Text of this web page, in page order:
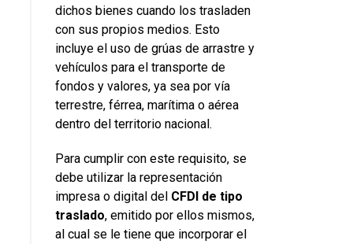
dichos bienes cuando los trasladen
con sus propios medios. Esto
incluye el uso de grúas de arrastre y
vehículos para el transporte de
fondos y valores, ya sea por vía
terrestre, férrea, marítima o aérea
dentro del territorio nacional.
Para cumplir con este requisito, se
debe utilizar la representación
impresa o digital del CFDI de tipo
traslado, emitido por ellos mismos,
al cual se le tiene que incorporar el